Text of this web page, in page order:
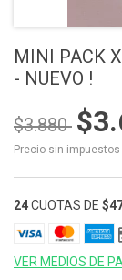
MINI PACK
- NUEVO !
$3.880
Precio sin impuestos
24CUOTAS DE
VER MEDIOS DE